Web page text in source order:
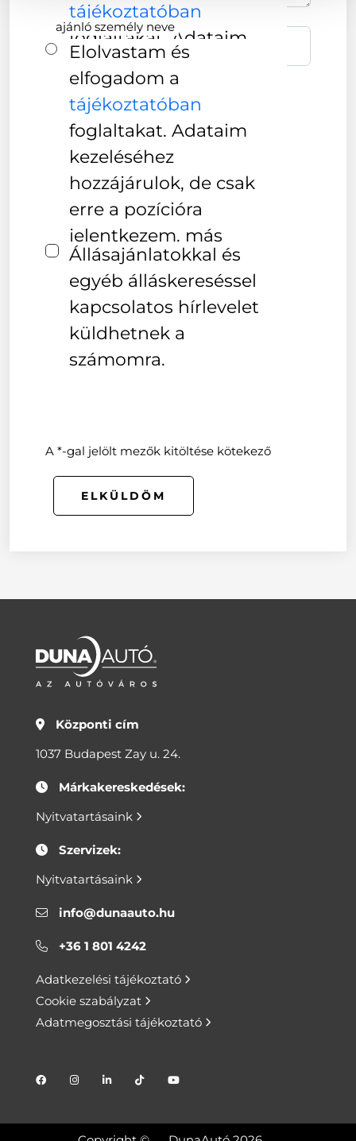
tájékoztatóban
foglaltakat. Adataim
kezeléséhez
hozzájárulok, más
pozíciókkal is
megkereshetnek a
jövőben.
Elolvastam és
elfogadom a
tájékoztatóban
foglaltakat. Adataim
kezeléséhez
hozzájárulok, de csak
erre a pozícióra
jelentkezem, más
pozíciókkal ne
keressenek meg.
Állásajánlatokkal és
egyéb álláskereséssel
kapcsolatos hírlevelet
küldhetnek a
számomra.
ajánló személy neve
A *-gal jelölt mezők kitöltése kötekező
ELKÜLDÖM
Központi cím
1037 Budapest Zay u. 24.
Márkakereskedések:
Nyitvatartásaink
Szervizek:
Nyitvatartásaink
info@dunaauto.hu
+36 1 801 4242
Adatkezelési tájékoztató
Cookie szabályzat
Adatmegosztási tájékoztató